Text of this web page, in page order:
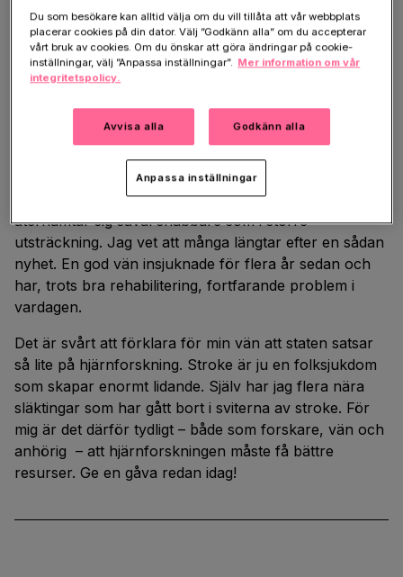
därför arbetat hårt för att hitta billigare alternativ som
ger samma effekt. Nu har vi identifierat en intressant
kandidat som vi studerar närmare i
laboratorieexperiment. Det känns väldigt
Den här typen av studier är kostsamma, men den
möjliga vinsten är enorm. I bästa fall kan vårt arbete
leda till ett läkemedel som gör att strokedrabbade
återhämtar sig såväl snabbare som i större
utsträckning. Jag vet att många längtar efter en sådan
nyhet. En god vän insjuknade för flera år sedan och
har, trots bra rehabilitering, fortfarande problem i
vardagen.
Det är svårt att förklara för min vän att staten satsar
så lite på hjärnforskning. Stroke är ju en folksjukdom
som skapar enormt lidande. Själv har jag flera nära
släktingar som har gått bort i sviterna av stroke. För
mig är det därför tydligt – både som forskare, vän och
anhörig – att hjärnforskningen måste få bättre
resurser. Ge en gåva redan idag!
Du som besökare kan alltid välja om du vill tillåta att vår webbplats
placerar cookies på din dator. Välj ”Godkänn alla” om du accepterar
vårt bruk av cookies. Om du önskar att göra ändringar på cookie-
inställningar, välj ”Anpassa inställningar”. Mer information om vår
integritetspolicy.
Avvisa alla Godkänn alla
Anpassa inställningar